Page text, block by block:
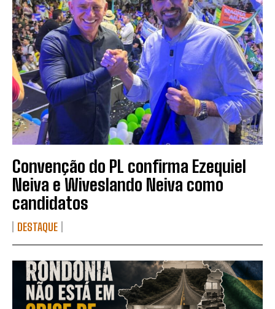
Convenção do PL confirma Ezequiel
Neiva e Wiveslando Neiva como
candidatos
DESTAQUE